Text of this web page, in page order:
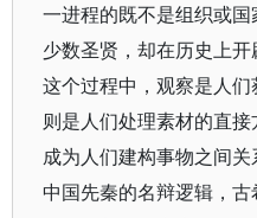
一进程的既不是组织或
少数圣贤，却在历史上
这个过程中，观察是人
则是人们处理素材的直
成为人们建构事物之间关
中国先秦的名辩逻辑，